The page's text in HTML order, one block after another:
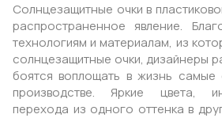
Солнцезащитные очки в
распространенное явление.
технологиям и материалам, из
солнцезащитные очки, дизайнеры
боятся воплощать в жизнь
производстве. Яркие цвета,
перехода из одного оттенка в